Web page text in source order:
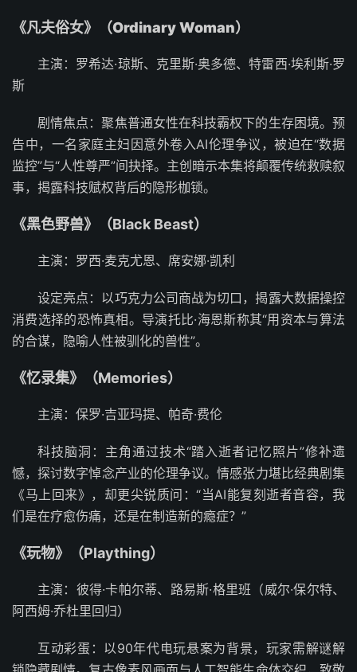
《凡夫俗女》（Ordinary Woman）
主演：罗希达·琼斯、克里斯·奥多德、特雷西·埃利斯·罗
斯
剧情焦点：聚焦普通女性在科技霸权下的生存困境。预
告中，一名家庭主妇因意外卷入AI伦理争议，被迫在“数据
监控”与“人性尊严”间抉择。主创暗示本集将颠覆传统救赎叙
事，揭露科技赋权背后的隐形枷锁。
《黑色野兽》（Black Beast）
主演：罗西·麦克尤恩、席安娜·凯利
设定亮点：以巧克力公司商战为切口，揭露大数据操控
消费选择的恐怖真相。导演托比·海恩斯称其“用资本与算法
的合谋，隐喻人性被驯化的兽性”。
《忆录集》（Memories）
主演：保罗·吉亚玛提、帕奇·费伦
科技脑洞：主角通过技术“踏入逝者记忆照片”修补遗
憾，探讨数字悼念产业的伦理争议。情感张力堪比经典剧集
《马上回来》，却更尖锐质问：“当AI能复刻逝者音容，我
们是在疗愈伤痛，还是在制造新的瘾症？”
《玩物》（Plaything）
主演：彼得·卡帕尔蒂、路易斯·格里班（威尔·保尔特、
阿西姆·乔杜里回归）
互动彩蛋：以90年代电玩悬案为背景，玩家需解谜解